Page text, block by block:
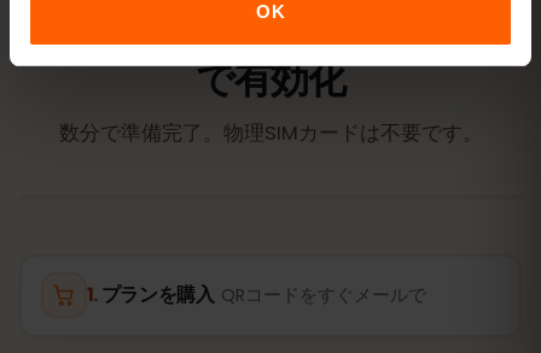
OK
ギリシャのeSIMを3ステップ
で有効化
数分で準備完了。物理SIMカードは不要です。
プランを購入 QRコードをすぐメールで